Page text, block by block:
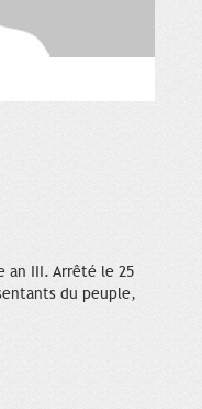
an III. Arrêté le 25
du peuple,